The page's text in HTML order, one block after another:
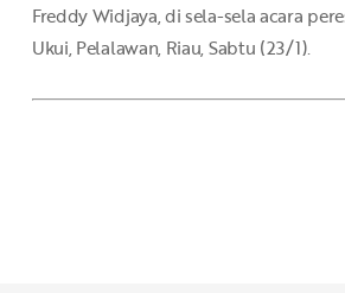
Freddy Widjaya, di sela-sela acara
Ukui, Pelalawan, Riau, Sabtu (23/1).